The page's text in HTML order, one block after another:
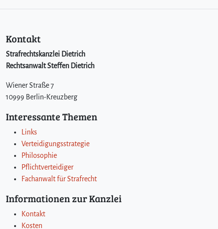
Kontakt
Strafrechtskanzlei Dietrich
Rechtsanwalt Steffen Dietrich
Wiener Straße 7
10999 Berlin-Kreuzberg
Interessante Themen
Links
Verteidigungsstrategie
Philosophie
Pflichtverteidiger
Fachanwalt für Strafrecht
Informationen zur Kanzlei
Kontakt
Kosten